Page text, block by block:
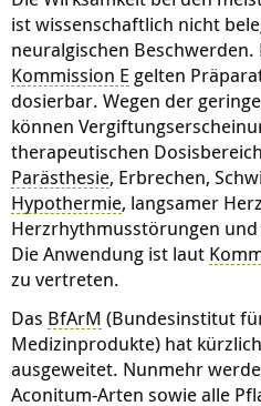
ist wissenschaftlich nicht
neuralgischen Beschwerden.
Kommission E gelten
dosierbar. Wegen der
können
therapeutischen
Parästhesie, Erbrechen,
Hypothermie, langsamer
Herzrhythmusstörungen
Die Anwendung ist laut
zu vertreten.
Das BfArM (Bundesinstitut
Medizinprodukte) hat
ausgeweitet. Nunmehr
Aconitum-Arten sowie alle